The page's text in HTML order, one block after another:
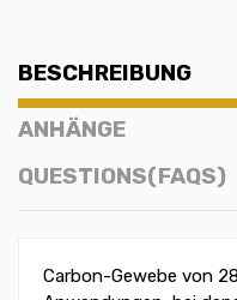
BESCHREIBUNG
ANHÄNGE
QUESTIONS(FAQS)
Carbon-Gewebe von